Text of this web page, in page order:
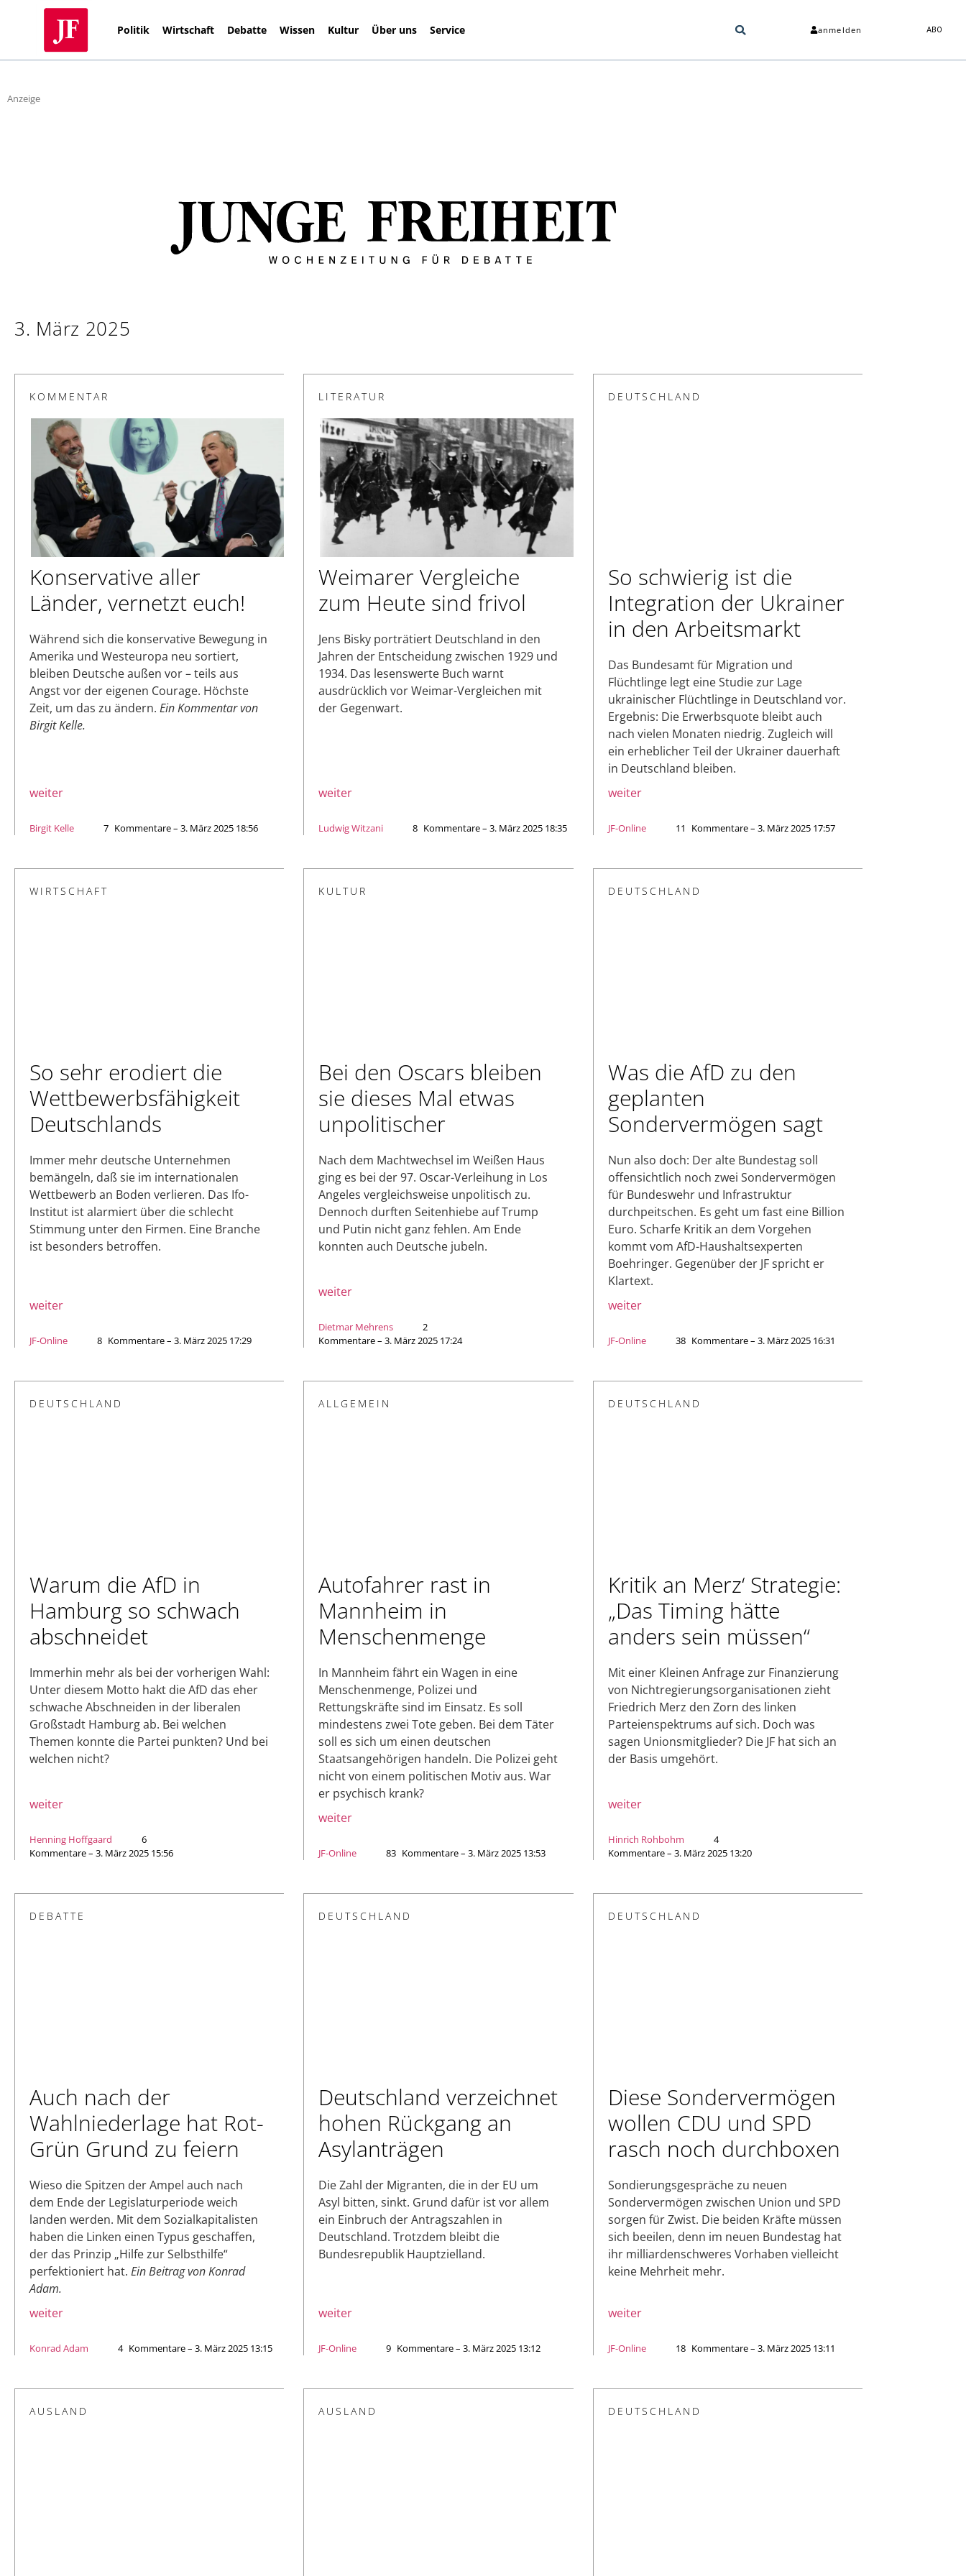
Politik Wirtschaft Debatte Wissen Kultur Über uns Service anmelden ABO
Anzeige
3. März 2025
KOMMENTAR
Konservative aller
Länder, vernetzt euch!
Während sich die konservative Bewegung in
Amerika und Westeuropa neu sortiert,
bleiben Deutsche außen vor – teils aus
Angst vor der eigenen Courage. Höchste
Zeit, um das zu ändern. Ein Kommentar von
Birgit Kelle.
weiter
Birgit Kelle 7 Kommentare – 3. März 2025 18:56
LITERATUR
Weimarer Vergleiche
zum Heute sind frivol
Jens Bisky porträtiert Deutschland in den
Jahren der Entscheidung zwischen 1929 und
1934. Das lesenswerte Buch warnt
ausdrücklich vor Weimar-Vergleichen mit
der Gegenwart.
weiter
Ludwig Witzani 8 Kommentare – 3. März 2025 18:35
DEUTSCHLAND
So schwierig ist die
Integration der Ukrainer
in den Arbeitsmarkt
Das Bundesamt für Migration und
Flüchtlinge legt eine Studie zur Lage
ukrainischer Flüchtlinge in Deutschland vor.
Ergebnis: Die Erwerbsquote bleibt auch
nach vielen Monaten niedrig. Zugleich will
ein erheblicher Teil der Ukrainer dauerhaft
in Deutschland bleiben.
weiter
JF-Online 11 Kommentare – 3. März 2025 17:57
WIRTSCHAFT
So sehr erodiert die
Wettbewerbsfähigkeit
Deutschlands
Immer mehr deutsche Unternehmen
bemängeln, daß sie im internationalen
Wettbewerb an Boden verlieren. Das Ifo-
Institut ist alarmiert über die schlecht
Stimmung unter den Firmen. Eine Branche
ist besonders betroffen.
weiter
JF-Online 8 Kommentare – 3. März 2025 17:29
KULTUR
Bei den Oscars bleiben
sie dieses Mal etwas
unpolitischer
Nach dem Machtwechsel im Weißen Haus
ging es bei der 97. Oscar-Verleihung in Los
Angeles vergleichsweise unpolitisch zu.
Dennoch durften Seitenhiebe auf Trump
und Putin nicht ganz fehlen. Am Ende
konnten auch Deutsche jubeln.
weiter
Dietmar Mehrens
2
Kommentare – 3. März 2025 17:24
DEUTSCHLAND
Was die AfD zu den
geplanten
Sondervermögen sagt
Nun also doch: Der alte Bundestag soll
offensichtlich noch zwei Sondervermögen
für Bundeswehr und Infrastruktur
durchpeitschen. Es geht um fast eine Billion
Euro. Scharfe Kritik an dem Vorgehen
kommt vom AfD-Haushaltsexperten
Boehringer. Gegenüber der JF spricht er
Klartext.
weiter
JF-Online 38 Kommentare – 3. März 2025 16:31
DEUTSCHLAND
Warum die AfD in
Hamburg so schwach
abschneidet
Immerhin mehr als bei der vorherigen Wahl:
Unter diesem Motto hakt die AfD das eher
schwache Abschneiden in der liberalen
Großstadt Hamburg ab. Bei welchen
Themen konnte die Partei punkten? Und bei
welchen nicht?
weiter
Henning Hoffgaard
6
Kommentare – 3. März 2025 15:56
ALLGEMEIN
Autofahrer rast in
Mannheim in
Menschenmenge
In Mannheim fährt ein Wagen in eine
Menschenmenge, Polizei und
Rettungskräfte sind im Einsatz. Es soll
mindestens zwei Tote geben. Bei dem Täter
soll es sich um einen deutschen
Staatsangehörigen handeln. Die Polizei geht
nicht von einem politischen Motiv aus. War
er psychisch krank?
weiter
JF-Online 83 Kommentare – 3. März 2025 13:53
DEUTSCHLAND
Kritik an Merz‘ Strategie:
„Das Timing hätte
anders sein müssen“
Mit einer Kleinen Anfrage zur Finanzierung
von Nichtregierungsorganisationen zieht
Friedrich Merz den Zorn des linken
Parteienspektrums auf sich. Doch was
sagen Unionsmitglieder? Die JF hat sich an
der Basis umgehört.
weiter
Hinrich Rohbohm
4
Kommentare – 3. März 2025 13:20
DEBATTE
Auch nach der
Wahlniederlage hat Rot-
Grün Grund zu feiern
Wieso die Spitzen der Ampel auch nach
dem Ende der Legislaturperiode weich
landen werden. Mit dem Sozialkapitalisten
haben die Linken einen Typus geschaffen,
der das Prinzip „Hilfe zur Selbsthilfe“
perfektioniert hat. Ein Beitrag von Konrad
Adam.
weiter
Konrad Adam 4 Kommentare – 3. März 2025 13:15
DEUTSCHLAND
Deutschland verzeichnet
hohen Rückgang an
Asylanträgen
Die Zahl der Migranten, die in der EU um
Asyl bitten, sinkt. Grund dafür ist vor allem
ein Einbruch der Antragszahlen in
Deutschland. Trotzdem bleibt die
Bundesrepublik Hauptzielland.
weiter
JF-Online 9 Kommentare – 3. März 2025 13:12
DEUTSCHLAND
Diese Sondervermögen
wollen CDU und SPD
rasch noch durchboxen
Sondierungsgespräche zu neuen
Sondervermögen zwischen Union und SPD
sorgen für Zwist. Die beiden Kräfte müssen
sich beeilen, denn im neuen Bundestag hat
ihr milliardenschweres Vorhaben vielleicht
keine Mehrheit mehr.
weiter
JF-Online 18 Kommentare – 3. März 2025 13:11
AUSLAND AUSLAND DEUTSCHLAND